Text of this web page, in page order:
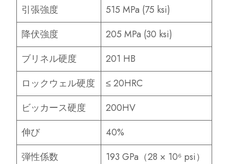
引張強度
515 MPa (75 ksi)
降伏強度
205 MPa (30 ksi)
ブリネル硬度
201 HB
ロックウェル硬度
≤ 20HRC
ビッカース硬度
200HV
伸び
40%
弾性係数
193 GPa（28 × 10⁶ psi）